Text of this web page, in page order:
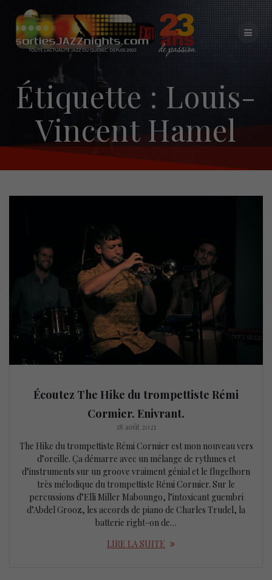
Skip
to
content
Étiquette :Louis-
Vincent Hamel
Écoutez The Hike du trompettiste Rémi
Cormier. Enivrant.
18 août 2021
The Hike du trompettiste Rémi Cormier est mon nouveau vers
d’oreille. Ça démarre avec un mélange de rythmes et
d’instruments sur un groove vraiment génial et le flugelhorn
très mélodique du trompettiste Rémi Cormier. Sur le
percussions d’Elli Miller Maboungo, l’intoxicant guembri
d’Abdel Grooz, les accords de piano de Charles Trudel, la
batterie right-on de…
LIRE LA SUITE